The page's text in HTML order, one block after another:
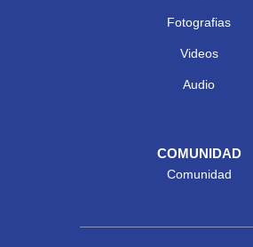
Fotografias
Videos
Audio
COMUNIDAD
Comunidad